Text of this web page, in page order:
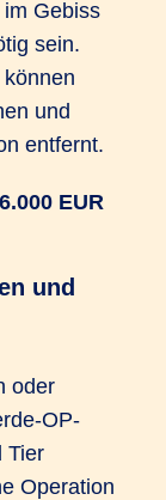
Gebiss
sein.
und
entfernt.
EUR
und
oder
OP-
Tier
Operation